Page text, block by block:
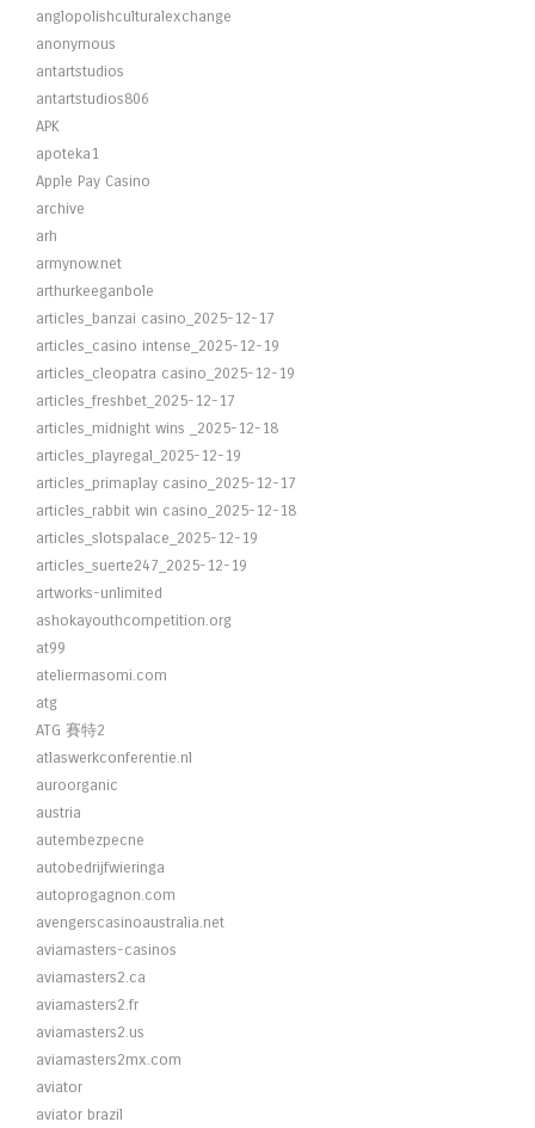
anglopolishculturalexchange
anonymous
antartstudios
antartstudios806
APK
apoteka1
Apple Pay Casino
archive
arh
armynow.net
arthurkeeganbole
articles_banzai casino_2025-12-17
articles_casino intense_2025-12-19
articles_cleopatra casino_2025-12-19
articles_freshbet_2025-12-17
articles_midnight wins _2025-12-18
articles_playregal_2025-12-19
articles_primaplay casino_2025-12-17
articles_rabbit win casino_2025-12-18
articles_slotspalace_2025-12-19
articles_suerte247_2025-12-19
artworks-unlimited
ashokayouthcompetition.org
at99
ateliermasomi.com
atg
ATG 賽特2
atlaswerkconferentie.nl
auroorganic
austria
autembezpecne
autobedrijfwieringa
autoprogagnon.com
avengerscasinoaustralia.net
aviamasters-casinos
aviamasters2.ca
aviamasters2.fr
aviamasters2.us
aviamasters2mx.com
aviator
aviator brazil